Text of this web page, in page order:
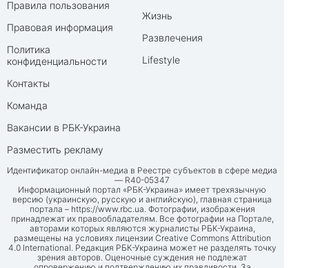
Правила пользования
Правовая информация
Политика
конфиденциальности
Контакты
Команда
Вакансии в РБК-Украина
Разместить рекламу
Жизнь
Развлечения
Lifestyle
Идентификатор онлайн-медиа в Реестре субъектов в сфере медиа
— R40-05347
Информационный портал «РБК-Украина» имеет трехязычную
версию (украинскую, русскую и английскую), главная страница
портала – https://www.rbc.ua. Фотографии, изображения
принадлежат их правообладателям. Все фотографии на Портале,
авторами которых являются журналисты РБК-Украина,
размещены на условиях лицензии Creative Commons Attribution
4.0 International. Редакция РБК-Украина может не разделять точку
зрения авторов. Оценочные суждения не подлежат